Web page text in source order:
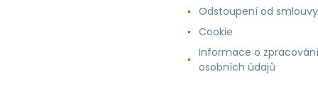
Odstoupení od smlouvy
Cookie
Informace o zpracování
osobních údajů